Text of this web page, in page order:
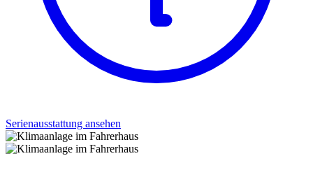
Serienausstattung ansehen